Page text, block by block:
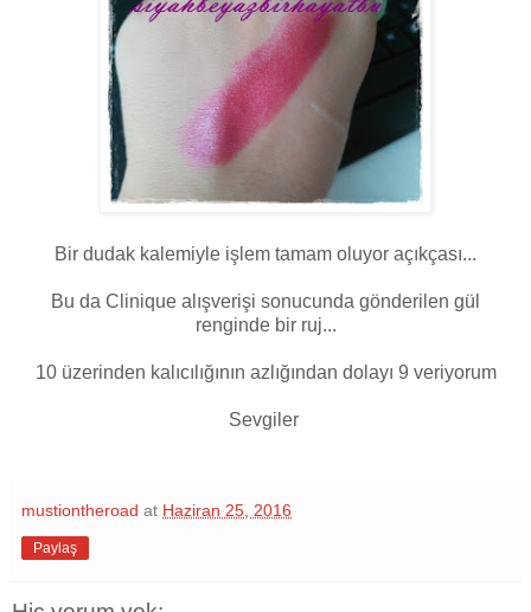
Bir dudak kalemiyle işlem tamam oluyor açıkçası...
Bu da Clinique alışverişi sonucunda gönderilen gül
renginde bir ruj...
10 üzerinden kalıcılığının azlığından dolayı 9 veriyorum
Sevgiler
mustiontheroad at Haziran 25, 2016
Paylaş